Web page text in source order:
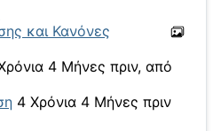
και Κανόνες
4 Μήνες πριν, από
4 Χρόνια 4 Μήνες πριν